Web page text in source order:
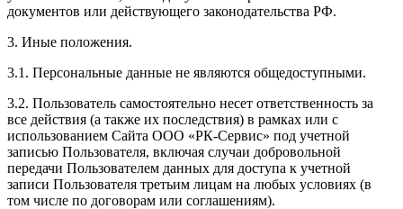
документов или действующего законодательства РФ.
3. Иные положения.
3.1. Персональные данные не являются общедоступными.
3.2. Пользователь самостоятельно несет ответственность за
все действия (а также их последствия) в рамках или с
использованием Сайта ООО «РК-Сервис» под учетной
записью Пользователя, включая случаи добровольной
передачи Пользователем данных для доступа к учетной
записи Пользователя третьим лицам на любых условиях (в
том числе по договорам или соглашениям).